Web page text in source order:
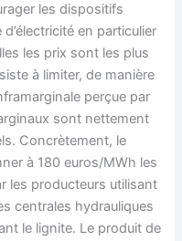
les dispositifs
en particulier
les prix sont les plus
à limiter, de manière
perçue par
sont nettement
Concrètement, le
à 180 euros/MWh les
les producteurs utilisant
centrales hydrauliques
le lignite. Le produit de